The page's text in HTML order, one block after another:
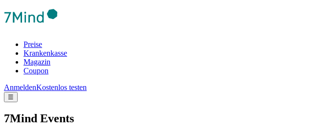
Preise
Krankenkasse
Magazin
Coupon
AnmeldenKostenlos testen
☰
7Mind Events